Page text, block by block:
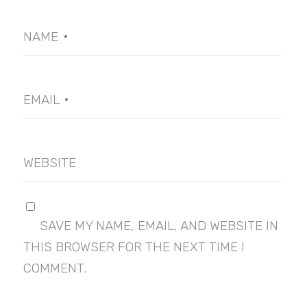
NAME *
EMAIL *
WEBSITE
SAVE MY NAME, EMAIL, AND WEBSITE IN
THIS BROWSER FOR THE NEXT TIME I
COMMENT.